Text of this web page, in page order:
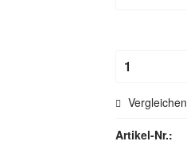
Vergleichen
Artikel-Nr.: